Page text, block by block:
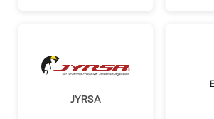
JYRSA